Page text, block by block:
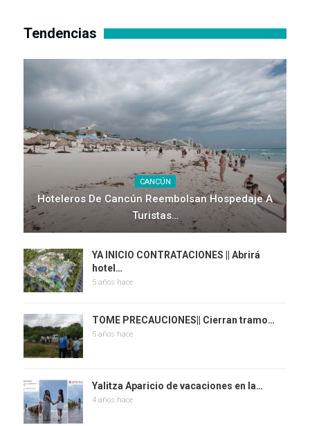
Tendencias
CANCÚN
Hoteleros De Cancún Reembolsan Hospedaje A
Turistas…
YA INICIO CONTRATACIONES || Abrirá
hotel…
5 años hace
TOME PRECAUCIONES|| Cierran tramo…
5 años hace
Yalitza Aparicio de vacaciones en la…
4 años hace